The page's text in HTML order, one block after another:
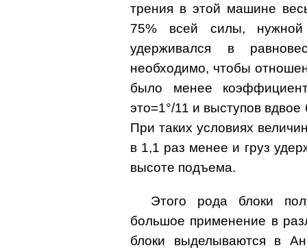
трения в этой машине
75% всей силы,
удерживался в
необходимо, чтобы
было менее
этo=1°/11 и выступов
При таких условиях
в 1,1 раз менее и груз
высоте подъема.
Этого рода блоки
большое применение в
блоки выделываются в